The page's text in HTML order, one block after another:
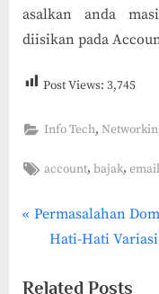
asalkan anda
diisikan pada
Post Views: 3,745
Info Tech,
Tags:
account,bajak,
Post
P
v
Permasalahan
N
x
Hati-Hati
Related Posts